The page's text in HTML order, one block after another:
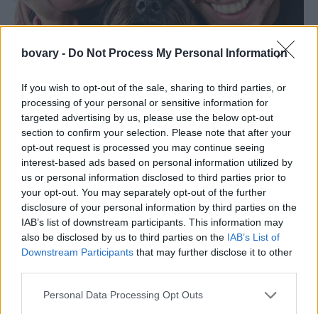
bovary - Do Not Process My Personal Information
If you wish to opt-out of the sale, sharing to third parties, or
processing of your personal or sensitive information for
targeted advertising by us, please use the below opt-out
section to confirm your selection. Please note that after your
opt-out request is processed you may continue seeing
interest-based ads based on personal information utilized by
us or personal information disclosed to third parties prior to
your opt-out. You may separately opt-out of the further
disclosure of your personal information by third parties on the
IAB’s list of downstream participants. This information may
also be disclosed by us to third parties on the IAB’s List of
Downstream Participants that may further disclose it to other
Personal Data Processing Opt Outs
Το μοντέρνο σπίτι της Βασιλικής Μιλλούση και
του Ελευθέριου Πετρούνια
THE SPACES ⸻06 JAN 2021